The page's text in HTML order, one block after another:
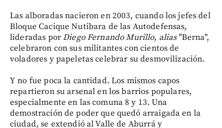
Las alboradas nacieron en 2003, cuando los jefes del
Bloque Cacique Nutibara de las Autodefensas,
lideradas porDiego Fernando Murillo, alias"Berna",
celebraron con sus militantes con cientos de
voladores y papeletas celebrar su desmovilización.
Y no fue poca la cantidad. Los mismos capos
repartieron su arsenal en los barrios populares,
especialmente en las comuna 8 y 13. Una
demostración de poder que quedó arraigada en la
ciudad, se extendió al Valle de Aburrá y